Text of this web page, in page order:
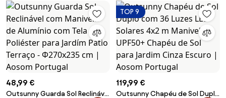
Resistente Cinzento | Aosom
Portugal
Aosom Portugal
48,99 €
Outsunny Guarda Sol Reclinável
TOP 9
119,99 €
Outsunny Chapéu de Sol Duplo